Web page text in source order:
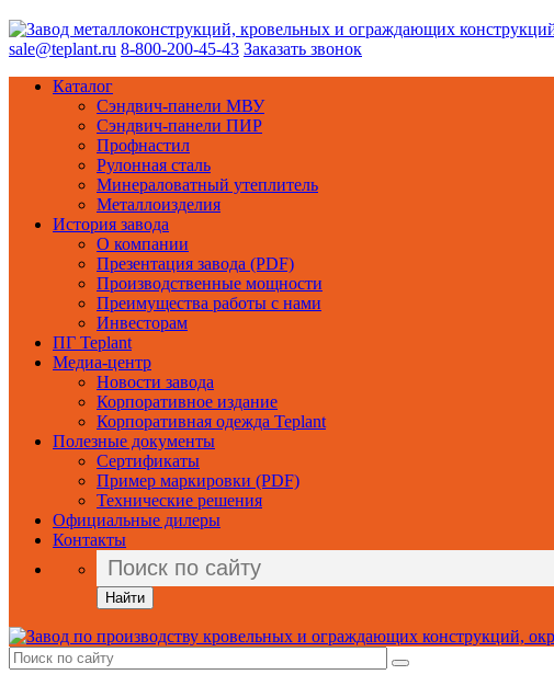
sale@teplant.ru 8-800-200-45-43 Заказать звонок
Каталог
Сэндвич-панели МВУ
Сэндвич-панели ПИР
Профнастил
Рулонная сталь
Минераловатный утеплитель
Металлоизделия
История завода
О компании
Презентация завода (PDF)
Производственные мощности
Преимущества работы с нами
Инвесторам
ПГ Teplant
Медиа-центр
Новости завода
Корпоративное издание
Корпоративная одежда Teplant
Полезные документы
Сертификаты
Пример маркировки (PDF)
Технические решения
Официальные дилеры
Контакты
Найти